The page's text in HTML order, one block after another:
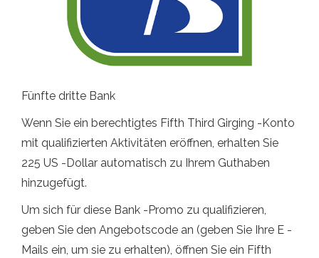
Fünfte dritte Bank
Wenn Sie ein berechtigtes Fifth Third Girging -Konto
mit qualifizierten Aktivitäten eröffnen, erhalten Sie
225 US -Dollar automatisch zu Ihrem Guthaben
hinzugefügt.
Um sich für diese Bank -Promo zu qualifizieren,
geben Sie den Angebotscode an (geben Sie Ihre E -
Mails ein, um sie zu erhalten), öffnen Sie ein Fifth